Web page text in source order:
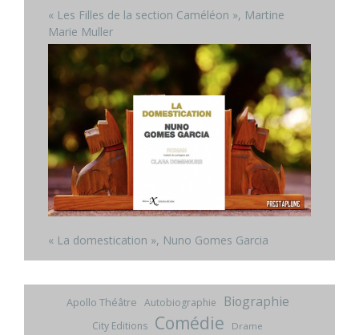
« Les Filles de la section Caméléon », Martine
Marie Muller
« La domestication », Nuno Gomes Garcia
Apollo Théâtre Autobiographie Biographie
City Editions Comédie
Drame